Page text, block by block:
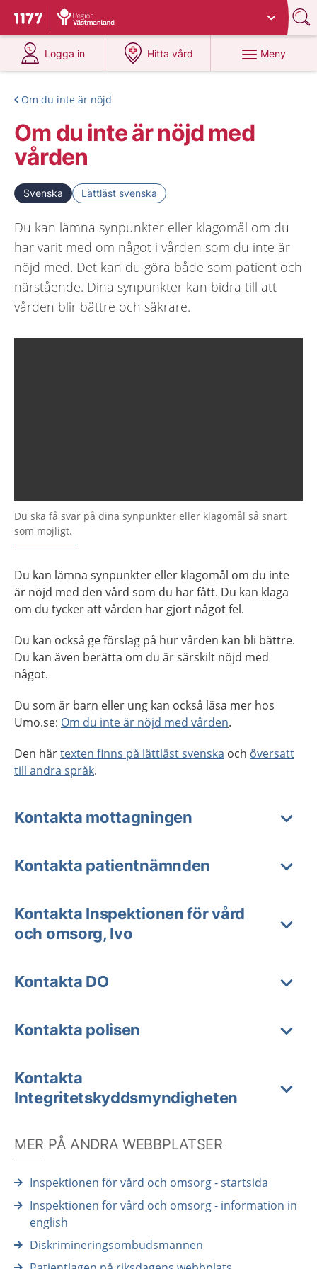
Till startsidan för 1177
Du har valt region
Logga in
på 1177.se
Hitta vård
på 1177.se
Meny
Om du inte är nöjd
Om du inte är nöjd med
vården
Svenska Lättläst svenska
Du kan lämna synpunkter eller klagomål om du
har varit med om något i vården som du inte är
nöjd med. Det kan du göra både som patient och
närstående. Dina synpunkter kan bidra till att
vården blir bättre och säkrare.
Du ska få svar på dina synpunkter eller klagomål så snart
som möjligt.
Du kan lämna synpunkter eller klagomål om du inte
är nöjd med den vård som du har fått. Du kan klaga
om du tycker att vården har gjort något fel.
Du kan också ge förslag på hur vården kan bli bättre.
Du kan även berätta om du är särskilt nöjd med
något.
Du som är barn eller ung kan också läsa mer hos
Umo.se: Om du inte är nöjd med vården.
Den härtexten finns på lättläst svenska och översatt
till andra språk.
Kontakta mottagningen
Kontakta patientnämnden
Kontakta Inspektionen för vård
och omsorg, Ivo
Kontakta DO
Kontakta polisen
Kontakta
Integritetskyddsmyndigheten
MER PÅ ANDRA WEBBPLATSER
Inspektionen för vård och omsorg - startsida
Inspektionen för vård och omsorg - information in
english
Diskrimineringsombudsmannen